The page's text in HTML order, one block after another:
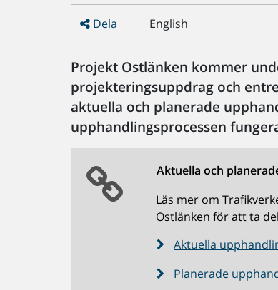
Dela English
Projekt Ostlänken kommer
projekteringsuppdrag och
aktuella och planerade
upphandlingsprocessen
Aktuella och
Läs mer om
Ostlänken för att ta
Aktuella
Planerade